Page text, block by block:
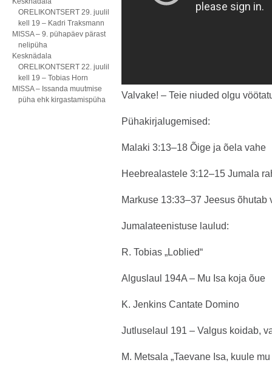
ORELIKONTSERT 29. juulil
kell 19 – Kadri Traksmann
MISSA – 9. pühapäev pärast
nelipüha
Kesknädala
ORELIKONTSERT 22. juulil
kell 19 – Tobias Horn
MISSA – Issanda muutmise
püha ehk kirgastamispüha
Valvake! – Teie niuded olgu
Pühakirjalugemised:
Malaki 3:13–18 Õige ja õela vahe
Heebrealastele 3:12–15 Jumala
Markuse 13:33–37 Jeesus õhutab
Jumalateenistuse laulud:
R. Tobias „Loblied“
Alguslaul 194A – Mu Isa koja õue
K. Jenkins Cantate Domino
Jutluselaul 191 – Valgus koidab,
M. Metsala „Taevane Isa, kuule mu